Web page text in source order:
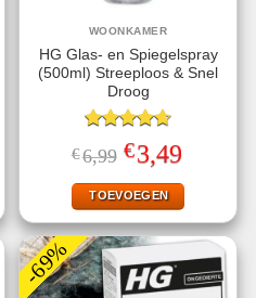
WOONKAMER
HG Glas- en Spiegelspray
(500ml) Streeploos & Snel
Droog
Gewaardeerd
4.67uit 5
€6,99 Oorspronkelijke
prijs
was:
€6,99.
€3,49
is:
€3,49.
TOEVOEGEN
-69%